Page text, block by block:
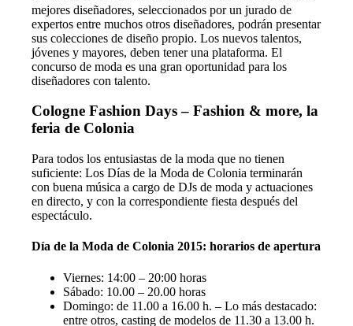
mejores diseñadores, seleccionados por un jurado de
expertos entre muchos otros diseñadores, podrán presentar
sus colecciones de diseño propio. Los nuevos talentos,
jóvenes y mayores, deben tener una plataforma. El
concurso de moda es una gran oportunidad para los
diseñadores con talento.
Cologne Fashion Days – Fashion & more, la
feria de Colonia
Para todos los entusiastas de la moda que no tienen
suficiente: Los Días de la Moda de Colonia terminarán
con buena música a cargo de DJs de moda y actuaciones
en directo, y con la correspondiente fiesta después del
espectáculo.
Día de la Moda de Colonia 2015: horarios de apertura
Viernes: 14:00 – 20:00 horas
Sábado: 10.00 – 20.00 horas
Domingo: de 11.00 a 16.00 h. – Lo más destacado:
entre otros, casting de modelos de 11.30 a 13.00 h.